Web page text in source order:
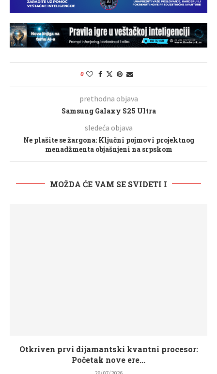
0
prethodna objava
Samsung Galaxy S25 Ultra
sledeća objava
Ne plašite se žargona: Ključni pojmovi projektnog
menadžmenta objašnjeni na srpskom
MOŽDA ĆE VAM SE SVIDETI I
Otkriven prvi dijamantski kvantni procesor:
Početak nove ere...